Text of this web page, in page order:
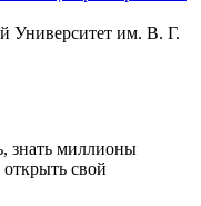
знать миллионы
открыть свой